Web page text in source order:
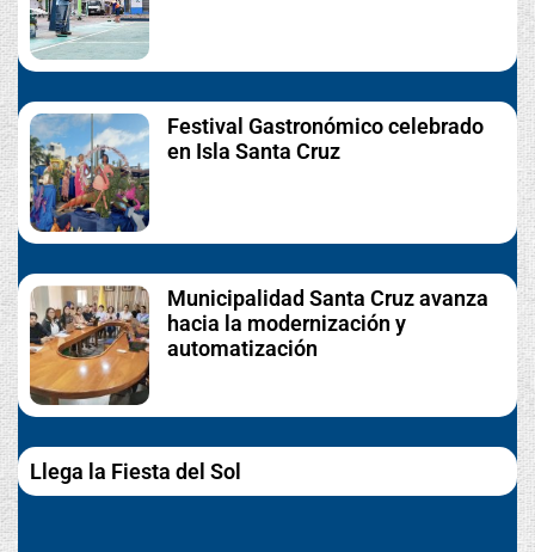
Festival Gastronómico celebrado
en Isla Santa Cruz
Municipalidad Santa Cruz avanza
hacia la modernización y
automatización
Llega la Fiesta del Sol